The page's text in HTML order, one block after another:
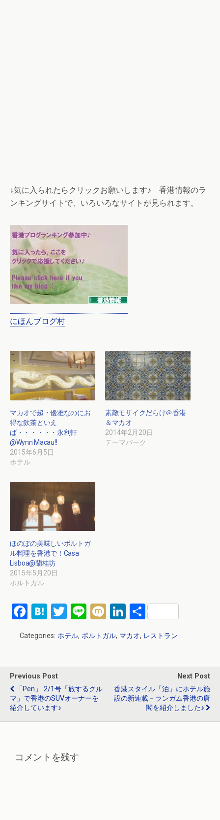
↓気に入られたらクリックお願いします♪ 香港情報のラ
ンキングサイトで、いろいろなサイトが見られます。
にほんブログ村
マカオで超・優雅なのにお
得な飲茶といえ
ば・・・・・・永利軒
@Wynn Macau!!
2015年6月5日
ホテル
素敵モザイクだらけ＠香港
＆マカオ
2014年2月20日
テーマパーク
ほのぼの美味しいポルトガ
ル料理を香港で！Casa
Lisboa@蘭桂坊
2015年5月20日
ポルトガル
F
ce
o
o
k
H
e
a
T
tt
Li
e
M Li
ke
共
Categories: ホテル, ポルトガル, マカオ, レストラン
Previous Post
「pen」 2/1号「旅するクル
マ」で香港のSUVオーナーを
紹介しています♪
Next Post
香港スタイル「泊」にホテル施
設の新連載－ランガム香港の唐
閣を紹介しました♪
コメントを残す